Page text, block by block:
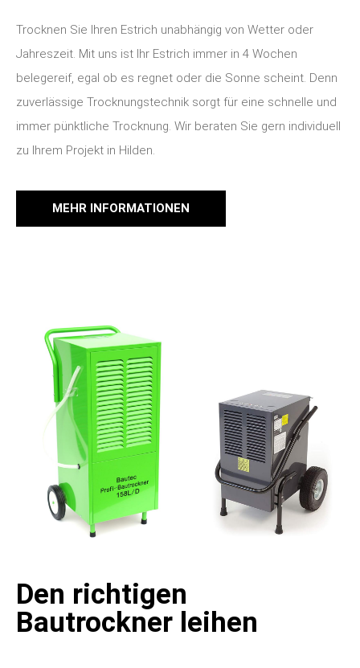
Trocknen Sie Ihren Estrich unabhängig von Wetter oder
Jahreszeit. Mit uns ist Ihr Estrich immer in 4 Wochen
belegereif, egal ob es regnet oder die Sonne scheint. Denn
zuverlässige Trocknungstechnik sorgt für eine schnelle und
immer pünktliche Trocknung. Wir beraten Sie gern individuell
zu Ihrem Projekt in Hilden.
MEHR INFORMATIONEN
Den richtigen
Bautrockner leihen